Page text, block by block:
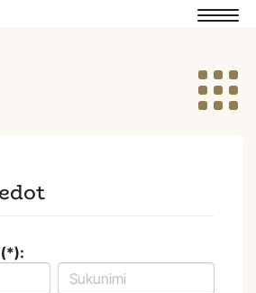
(*):